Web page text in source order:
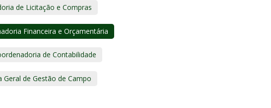
de Licitação e Compras
Financeira e Orçamentária
de Contabilidade
Geral de Gestão de Campo